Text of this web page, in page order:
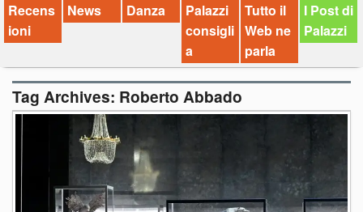
Video
Chi siamo
Contatti
Recens
ioni
News Danza
Palazzi
consigli
a
Tutto il
Web ne
parla
I Post di
Palazzi
Tag Archives: Roberto Abbado